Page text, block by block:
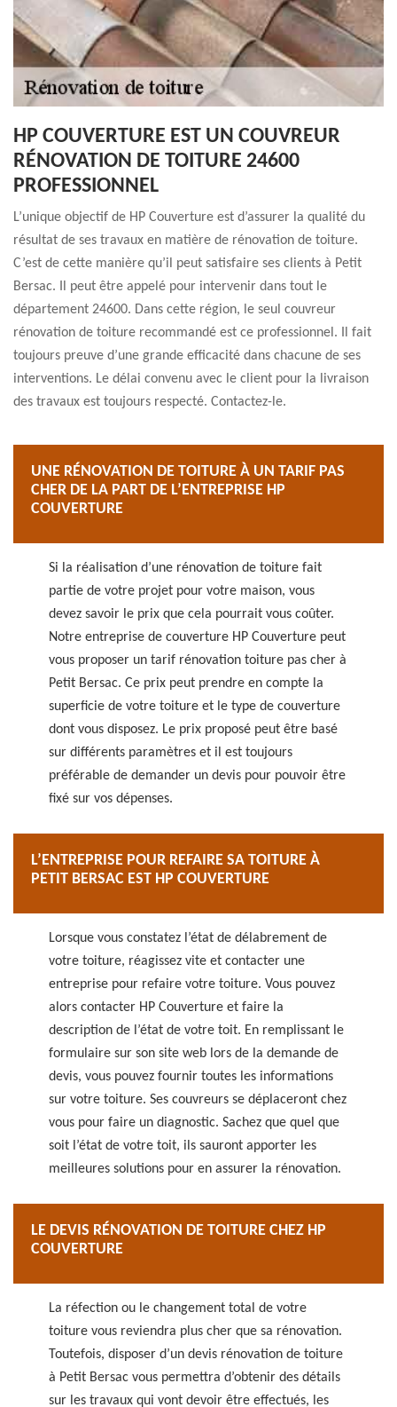
HP COUVERTURE EST UN COUVREUR
RÉNOVATION DE TOITURE 24600
PROFESSIONNEL
L’unique objectif de HP Couverture est d’assurer la qualité du
résultat de ses travaux en matière de rénovation de toiture.
C’est de cette manière qu’il peut satisfaire ses clients à Petit
Bersac. Il peut être appelé pour intervenir dans tout le
département 24600. Dans cette région, le seul couvreur
rénovation de toiture recommandé est ce professionnel. Il fait
toujours preuve d’une grande efficacité dans chacune de ses
interventions. Le délai convenu avec le client pour la livraison
des travaux est toujours respecté. Contactez-le.
UNE RÉNOVATION DE TOITURE À UN TARIF PAS
CHER DE LA PART DE L’ENTREPRISE HP
COUVERTURE
Si la réalisation d’une rénovation de toiture fait
partie de votre projet pour votre maison, vous
devez savoir le prix que cela pourrait vous coûter.
Notre entreprise de couverture HP Couverture peut
vous proposer un tarif rénovation toiture pas cher à
Petit Bersac. Ce prix peut prendre en compte la
superficie de votre toiture et le type de couverture
dont vous disposez. Le prix proposé peut être basé
sur différents paramètres et il est toujours
préférable de demander un devis pour pouvoir être
fixé sur vos dépenses.
L’ENTREPRISE POUR REFAIRE SA TOITURE À
PETIT BERSAC EST HP COUVERTURE
Lorsque vous constatez l’état de délabrement de
votre toiture, réagissez vite et contacter une
entreprise pour refaire votre toiture. Vous pouvez
alors contacter HP Couverture et faire la
description de l’état de votre toit. En remplissant le
formulaire sur son site web lors de la demande de
devis, vous pouvez fournir toutes les informations
sur votre toiture. Ses couvreurs se déplaceront chez
vous pour faire un diagnostic. Sachez que quel que
soit l’état de votre toit, ils sauront apporter les
meilleures solutions pour en assurer la rénovation.
LE DEVIS RÉNOVATION DE TOITURE CHEZ HP
COUVERTURE
La réfection ou le changement total de votre
toiture vous reviendra plus cher que sa rénovation.
Toutefois, disposer d’un devis rénovation de toiture
à Petit Bersac vous permettra d’obtenir des détails
sur les travaux qui vont devoir être effectués, les